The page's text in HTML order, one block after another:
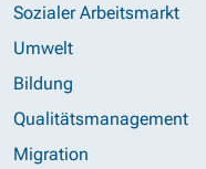
Sozialer Arbeitsmarkt
Umwelt
Bildung
Qualitätsmanagement
Migration